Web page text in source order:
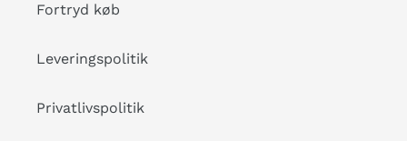
Fortryd køb
Leveringspolitik
Privatlivspolitik